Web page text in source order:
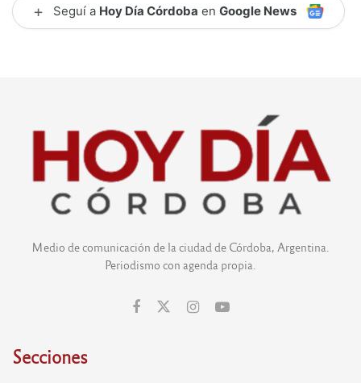
+ Seguí a Hoy Día Córdoba en Google News
Medio de comunicación de la ciudad de Córdoba, Argentina.
Periodismo con agenda propia.
Secciones